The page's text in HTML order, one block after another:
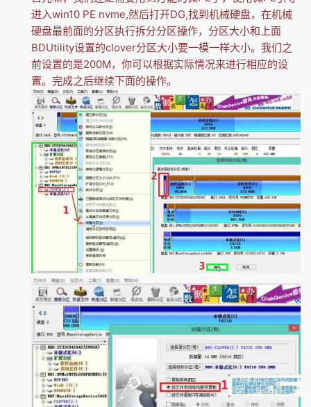
进入win10 PE nvme,然后打开DG,找到机械硬盘，在机械
硬盘最前面的分区执行拆分分区操作，分区大小和上面
BDUtility设置的clover分区大小要一模一样大小。我们之
前设置的是200M，你可以根据实际情况来进行相应的设
置。完成之后继续下面的操作。